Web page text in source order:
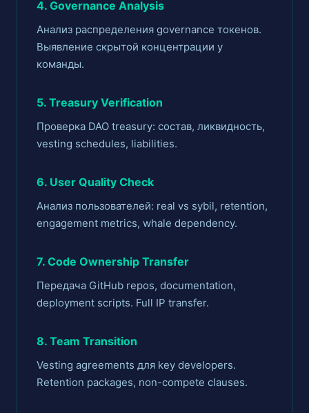
4. Governance Analysis
Анализ распределения governance токенов.
Выявление скрытой концентрации у
команды.
5. Treasury Verification
Проверка DAO treasury: состав, ликвидность,
vesting schedules, liabilities.
6. User Quality Check
Анализ пользователей: real vs sybil, retention,
engagement metrics, whale dependency.
7. Code Ownership Transfer
Передача GitHub repos, documentation,
deployment scripts. Full IP transfer.
8. Team Transition
Vesting agreements для key developers.
Retention packages, non-compete clauses.